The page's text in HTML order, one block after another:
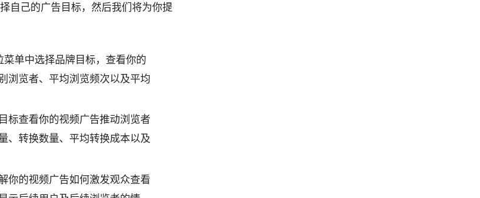
自己的广告目标，然后我们将为你提
菜单中选择品牌目标，查看你的
浏览者、平均浏览频次以及平均
标查看你的视频广告推动浏览者
、转换数量、平均转换成本以及
你的视频广告如何激发观众查看